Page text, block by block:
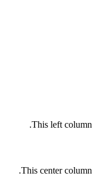
This left
This center